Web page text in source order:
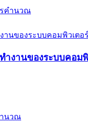
คำนวณ
งานของระบบคอมพิ
นวณ